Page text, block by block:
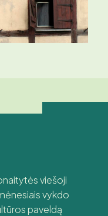
viešoji
vykdo
paveldą